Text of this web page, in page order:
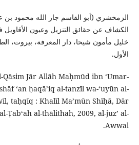
الكشاف عن حقائق التنزيل وعيون الأقاويل
الأول.
Jār Allāh Maḥmūd ibn ʻUmar-
ʻan ḥaqāʼiq al-tanzīl wa-ʻuyūn al-
taḥqīq : Khalīl Maʼmūn Shīḥā, Dār
Ṭabʻah al-thālithah, 2009, al-juzʼ al-
Awwal.